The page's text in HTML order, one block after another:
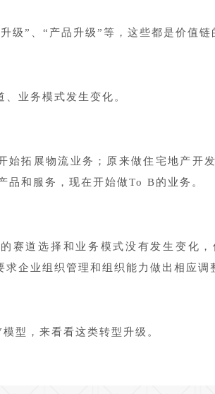
级”、“产品升级”等，这些都是价值链
业务模式发生变化。
始拓展物流业务；原来做住宅地产开
品和服务，现在开始做To B的业务。
赛道选择和业务模式没有发生变化
企业组织管理和组织能力做出相应调
型，来看看这类转型升级。